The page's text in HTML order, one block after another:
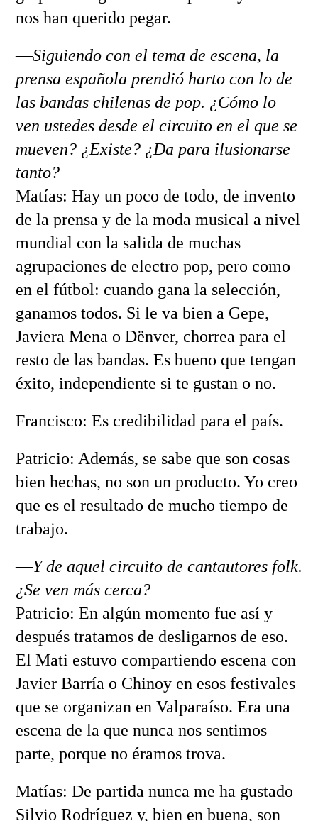
nos han querido pegar.
—Siguiendo con el tema de escena, la
prensa española prendió harto con lo de
las bandas chilenas de pop. ¿Cómo lo
ven ustedes desde el circuito en el que se
mueven? ¿Existe? ¿Da para ilusionarse
tanto?
Matías: Hay un poco de todo, de invento
de la prensa y de la moda musical a nivel
mundial con la salida de muchas
agrupaciones de electro pop, pero como
en el fútbol: cuando gana la selección,
ganamos todos. Si le va bien a Gepe,
Javiera Mena o Dënver, chorrea para el
resto de las bandas. Es bueno que tengan
éxito, independiente si te gustan o no.
Francisco: Es credibilidad para el país.
Patricio: Además, se sabe que son cosas
bien hechas, no son un producto. Yo creo
que es el resultado de mucho tiempo de
trabajo.
—Y de aquel circuito de cantautores folk.
¿Se ven más cerca?
Patricio: En algún momento fue así y
después tratamos de desligarnos de eso.
El Mati estuvo compartiendo escena con
Javier Barría o Chinoy en esos festivales
que se organizan en Valparaíso. Era una
escena de la que nunca nos sentimos
parte, porque no éramos trova.
Matías: De partida nunca me ha gustado
Silvio Rodríguez y, bien en buena, son